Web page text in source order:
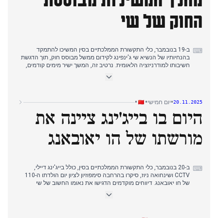
החוק של שי
⌨
ב-19 בנובמבר, כלי התקשורת הממלכתיים בסין המשיכו להתמקד
בהנחיותיו של הנשיא שי ג'ינפינג לקידום ממשל מבוסס חוק, תוך הדגשת
חשיבותו למודרניזציה הלאומית. נרטיב זה, המשך ישיר מימים קודמים,
הצהריים. במקביל, סין מתחה ביקורת חריפה על יפן בעקבות התבטאויות
תחילת אחר הצהריים, הנרטיב התרחב וכלל סיקור של התפתחות אזור
המפרץ הגדול גואנגדונג-הונג קונג-מקאו.
20.11.2025
•יום חמישי•
•
היום בו בייג'ינג ציינה את
מורשתו של הו יאובאנג
⌨
ב-20 בנובמבר, כלי התקשורת הממלכתיים בסין, כולל בייג'ינג דיילי,
CCTV ושינחואה ניוז, סיקרו בהרחבה סימפוזיון לציון יום הולדתו ה-110
של חו יאובאנג. דיווחים מוקדמים הדגישו את נאומו החשוב של שי
נמשך לאורך כל היום, תוך הדגשת רציפות היסטורית ואחדות מפלגתית.